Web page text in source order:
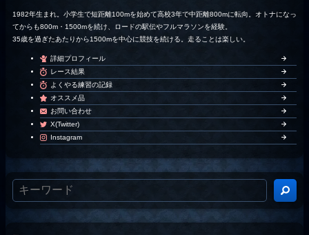
1982年生まれ。小学生で短距離100mを始めて高校3年で中距離800mに転向。オトナになっ
てからも800m・1500mを続け、ロードの駅伝やフルマラソンを経験。
35歳を過ぎたあたりから1500mを中心に競技を続ける。走ることは楽しい。
詳細プロフィール
レース結果
よくやる練習の記録
オススメ品
お問い合わせ
X(Twitter)
Instagram